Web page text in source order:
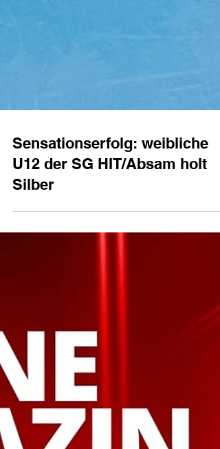
Sensationserfolg: weibliche
U12 der SG HIT/Absam holt
Silber